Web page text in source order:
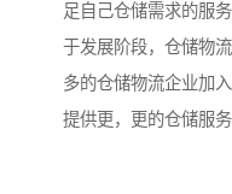
足自己仓储需求的服
于发展阶段，仓储物
多的仓储物流企业加
提供更，更的仓储服务